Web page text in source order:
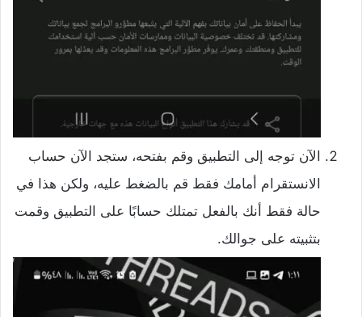
الآن توجه إلى التطبيق وقم بفتحه، ستجد الآن حساب
الانستقرام أمامك فقط قم بالضغط عليه، ولكن هذا في
حالة فقط أنك بالفعل تمتلك حسابًا على التطبيق وقمت
بتثبيته على جوالك.